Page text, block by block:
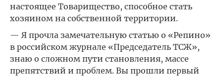
настоящее Товарищество, способное стать
хозяином на собственной территории.
— Я прочла замечательную статью о «Репино»
в российском журнале «Председатель ТСЖ»,
знаю о сложном пути становления, массе
препятствий и проблем. Вы прошли первый